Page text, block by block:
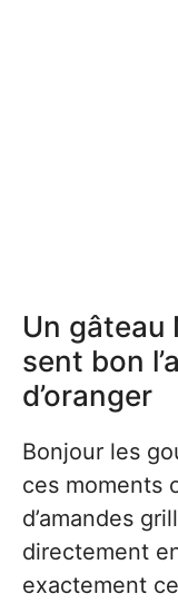
Un gâteau
sent bon
d’oranger
Bonjour les
ces moments
d’amandes
directement
exactement